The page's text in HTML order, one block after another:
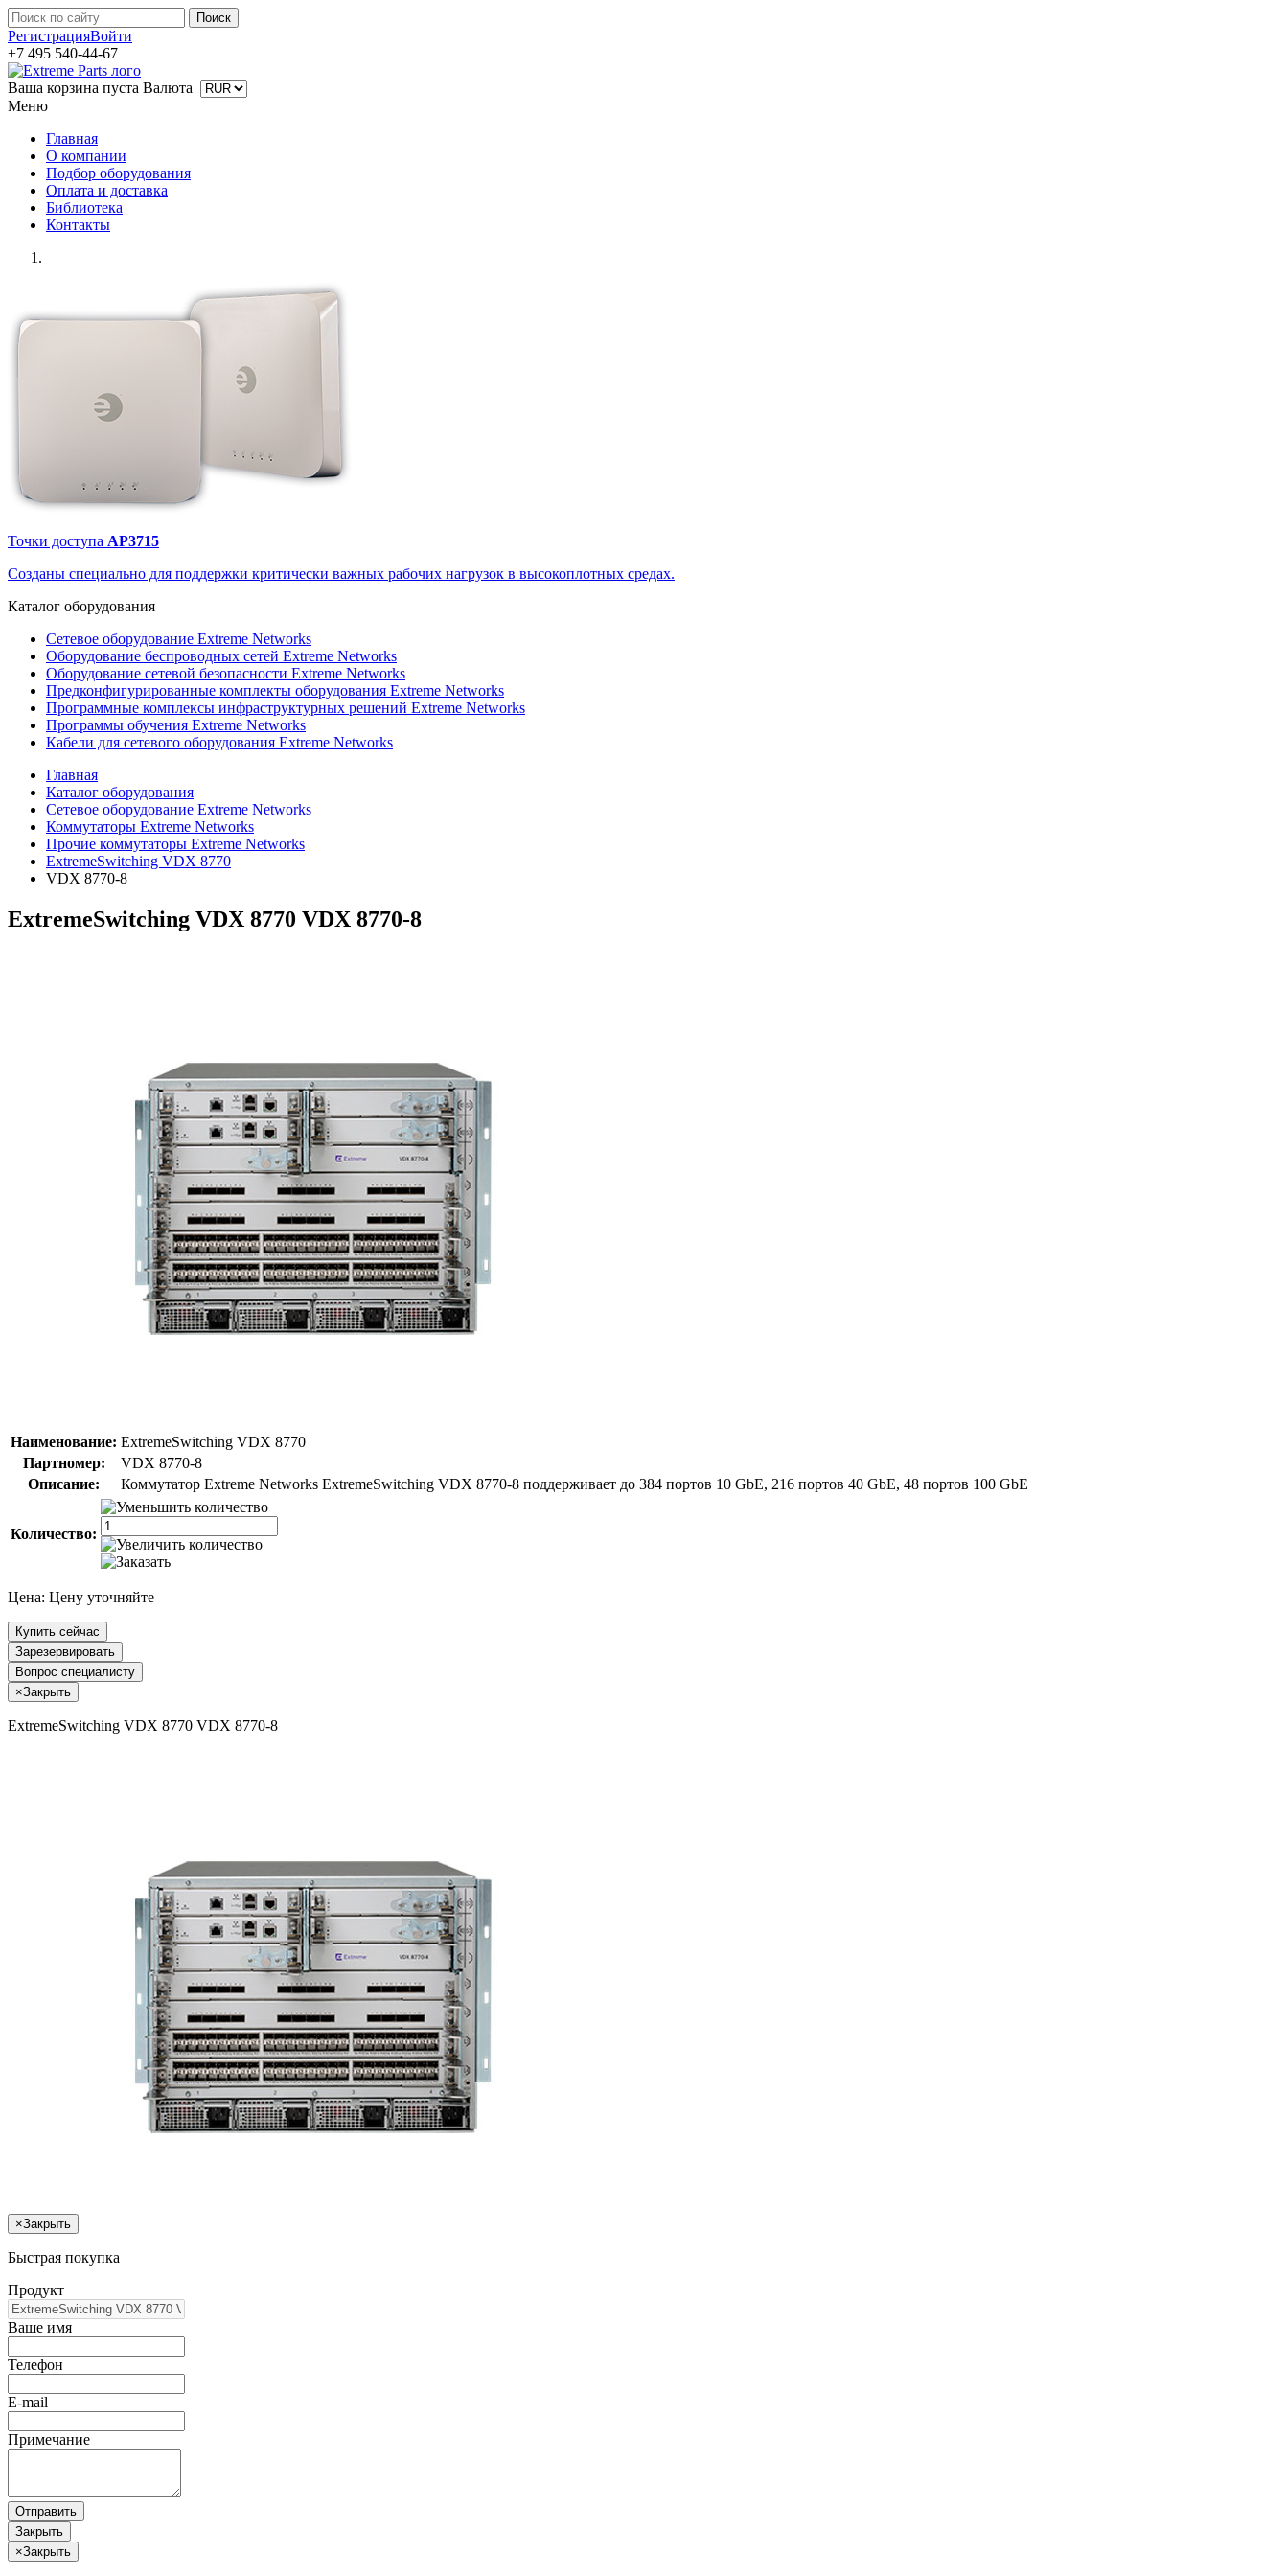
РегистрацияВойти
+7 495 540-44-67
Ваша корзина пуста Валюта
Меню
Главная
О компании
Подбор оборудования
Оплата и доставка
Библиотека
Контакты
Точки доступа AP3715
Созданы специально для поддержки критически важных рабочих нагрузок в высокоплотных средах.
Каталог оборудования
Сетевое оборудование Extreme Networks
Оборудование беспроводных сетей Extreme Networks
Оборудование сетевой безопасности Extreme Networks
Предконфигурированные комплекты оборудования Extreme Networks
Программные комплексы инфраструктурных решений Extreme Networks
Программы обучения Extreme Networks
Кабели для сетевого оборудования Extreme Networks
Главная
Каталог оборудования
Сетевое оборудование Extreme Networks
Коммутаторы Extreme Networks
Прочие коммутаторы Extreme Networks
ExtremeSwitching VDX 8770
VDX 8770-8
ExtremeSwitching VDX 8770 VDX 8770-8
Наименование: ExtremeSwitching VDX 8770
Партномер:
VDX 8770-8
Описание:
Коммутатор Extreme Networks ExtremeSwitching VDX 8770-8 поддерживает до 384 портов 10 GbE, 216 портов 40 GbE, 48 портов 100 GbE
Количество:
Цена: Цену уточняйте
Купить сейчас
Зарезервировать
Вопрос специалисту
×Закрыть
ExtremeSwitching VDX 8770 VDX 8770-8
×Закрыть
Быстрая покупка
Продукт
Ваше имя
Телефон
E-mail
Примечание
Отправить
Закрыть
×Закрыть